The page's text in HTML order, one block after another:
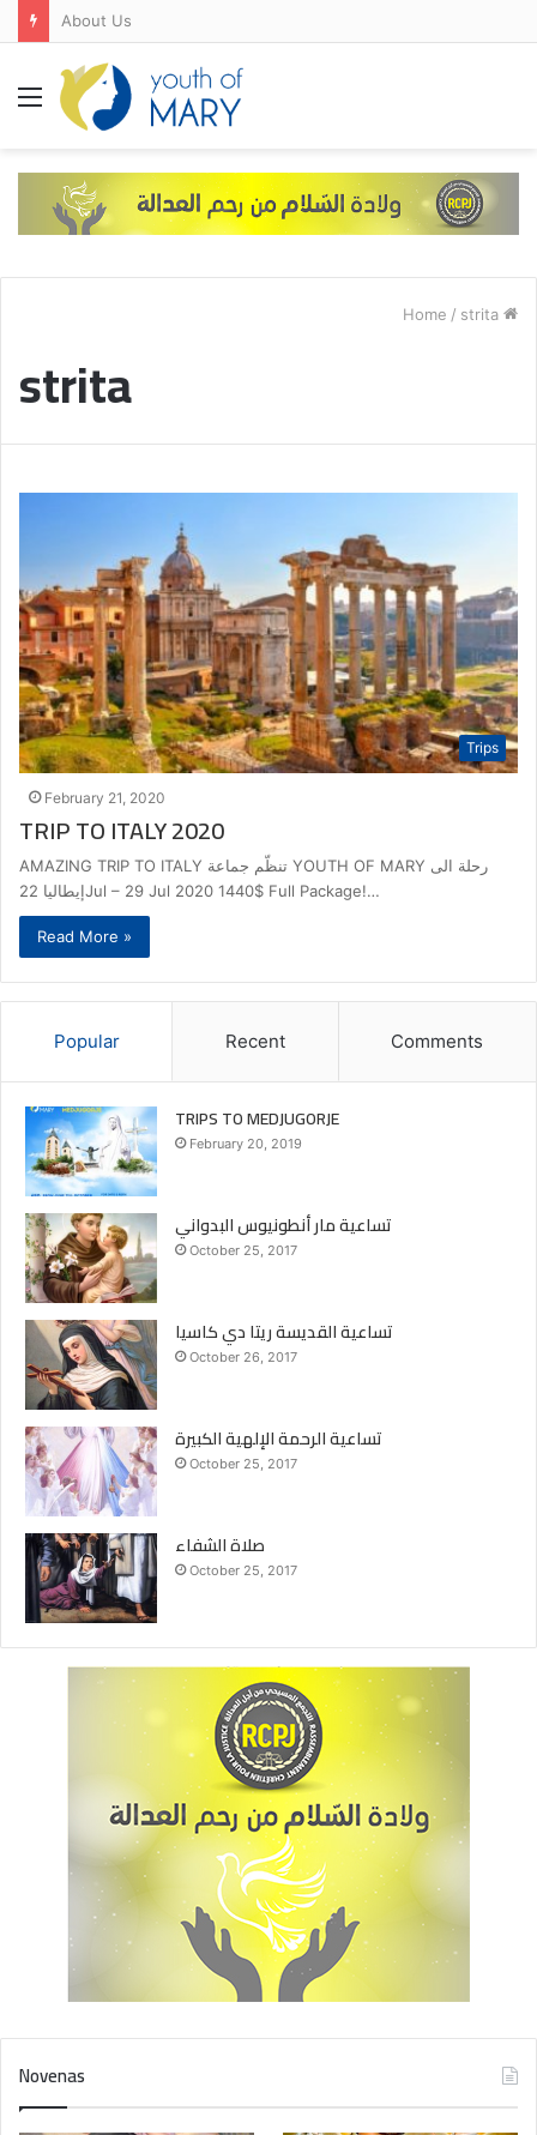
About Us
Menu
/ strita
strita
Trips
February 21, 2020
TRIP TO ITALY 2020
AMAZING TRIP TO ITALY تنظّم جماعة YOUTH OF MARY رحلة الى
إيطاليا 22Jul – 29 Jul 2020 1440$ Full Package!…
Read More »
Popular Recent Comments
TRIPS TO MEDJUGORJE
February 20, 2019
تساعية مار أنطونيوس البدواني
October 25, 2017
تساعية القديسة ريتا دي كاسيا
October 26, 2017
تساعية الرحمة الإلهية الكبيرة
October 25, 2017
صلاة الشفاء
October 25, 2017
Novenas